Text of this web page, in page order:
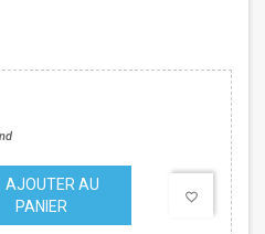
AJOUTER AU
PANIER
favorite_border